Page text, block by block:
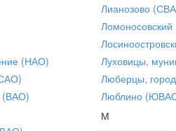
(НАО)
(ВАО)
Лианозово
Луховицы,
Люберцы,
Люблино
М